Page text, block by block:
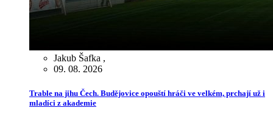
Jakub Šafka ,
09. 08. 2026
Trable na jihu Čech. Budějovice opouští hráči ve velkém, prchají už i
mladíci z akademie